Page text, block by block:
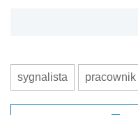
sygnalista pracownik